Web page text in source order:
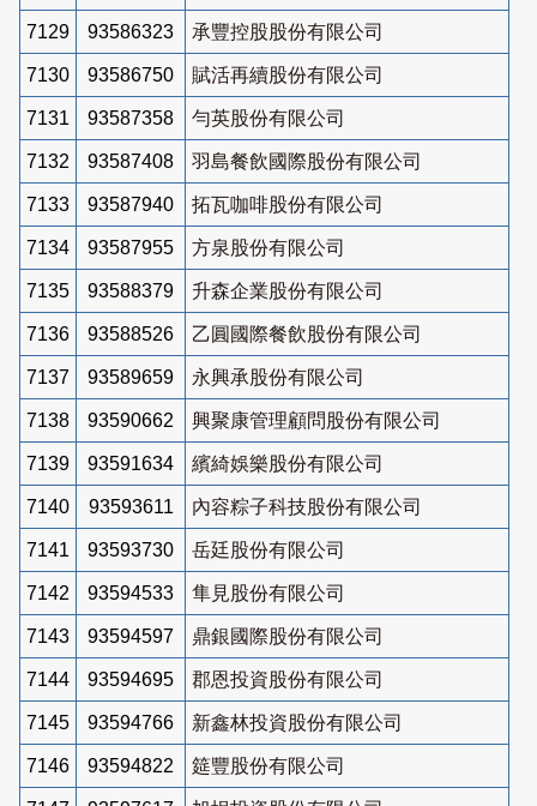
7129 93586323 承豐控股股份有限公司
7130 93586750 賦活再續股份有限公司
7131 93587358 勻英股份有限公司
7132 93587408 羽島餐飲國際股份有限公司
7133 93587940 拓瓦咖啡股份有限公司
7134 93587955 方泉股份有限公司
7135 93588379 升森企業股份有限公司
7136 93588526 乙圓國際餐飲股份有限公司
7137 93589659 永興承股份有限公司
7138 93590662 興聚康管理顧問股份有限公司
7139 93591634 繽綺娛樂股份有限公司
7140 93593611 內容粽子科技股份有限公司
7141 93593730 岳廷股份有限公司
7142 93594533 隼見股份有限公司
7143 93594597 鼎銀國際股份有限公司
7144 93594695 郡恩投資股份有限公司
7145 93594766 新鑫林投資股份有限公司
7146 93594822 筵豐股份有限公司